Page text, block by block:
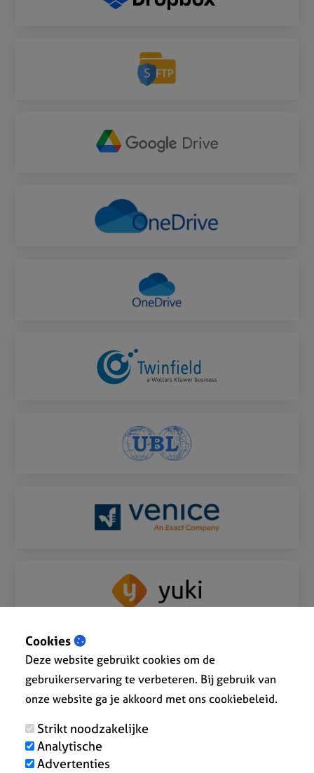
Cookies
Deze website gebruikt cookies om de
gebruikerservaring te verbeteren. Bij gebruik van
onze website ga je akkoord met ons cookiebeleid.
Strikt noodzakelijke
Analytische
Advertenties